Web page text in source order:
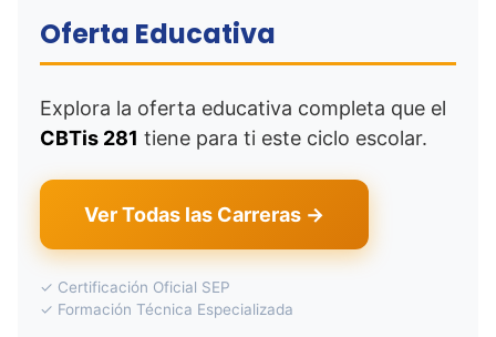
Oferta Educativa
Explora la oferta educativa completa que el
CBTis 281 tiene para ti este ciclo escolar.
Ver Todas las Carreras →
✓ Certificación Oficial SEP
✓ Formación Técnica Especializada